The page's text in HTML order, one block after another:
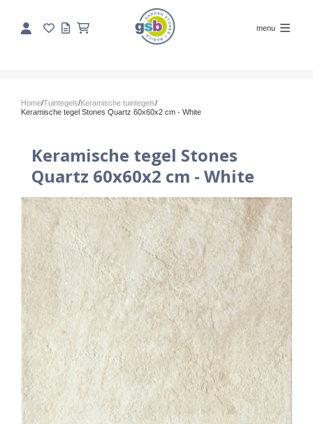
menu
Home/Tuintegels/Keramische tuintegels/
Keramische tegel Stones Quartz 60x60x2 cm - White
Keramische tegel Stones
Quartz 60x60x2 cm - White